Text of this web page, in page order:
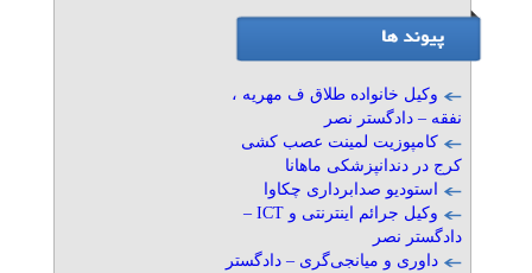
ثبت شرکت، برند و کارت
بازرگانی – دادگستر نصر
موسسه حقوقی دادگستر نصر
» آگهی برنزی (توان ۱)
مشاور ایزو در اصفهان
پایا توسعه
تلفن: ۰۳۱-۳۶۶۴۵۴۳۳
وکیل خانواده طلاق ف مهریه ،
نفقه – دادگستر نصر
کامپوزیت لمینت عصب کشی
کرج در دندانپزشکی ماهانا
استودیو صدابرداری چکاوا
وکیل جرائم اینترنتی و ICT –
دادگستر نصر
داوری و میانجی‌گری – دادگستر